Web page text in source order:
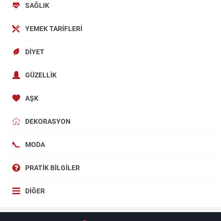
SAĞLIK
YEMEK TARIFLERI
DIYET
GÜZELLIK
AŞK
DEKORASYON
MODA
PRATIK BILGILER
DIĞER